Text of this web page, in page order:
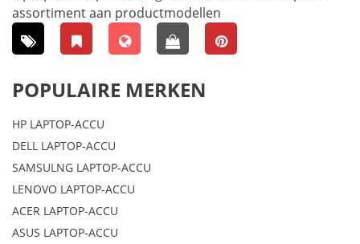
assortiment aan productmodellen
POPULAIRE MERKEN
HP LAPTOP-ACCU
DELL LAPTOP-ACCU
SAMSULNG LAPTOP-ACCU
LENOVO LAPTOP-ACCU
ACER LAPTOP-ACCU
ASUS LAPTOP-ACCU